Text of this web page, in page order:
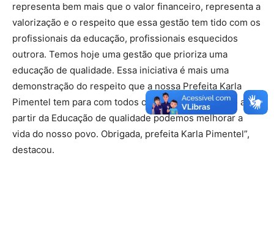
representa bem mais que o valor financeiro, representa a
valorização e o respeito que essa gestão tem tido com os
profissionais da educação, profissionais esquecidos
outrora. Temos hoje uma gestão que prioriza uma
educação de qualidade. Essa iniciativa é mais uma
demonstração do respeito que a nossa Prefeita Karla
Pimentel tem para com todos os condenses, pois só a
partir da Educação de qualidade podemos melhorar a
vida do nosso povo. Obrigada, prefeita Karla Pimentel”,
destacou.